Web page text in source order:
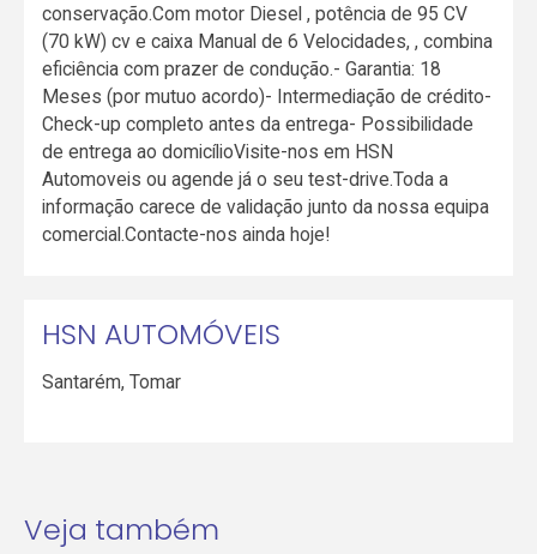
conservação.Com motor Diesel , potência de 95 CV
(70 kW) cv e caixa Manual de 6 Velocidades, , combina
eficiência com prazer de condução.- Garantia: 18
Meses (por mutuo acordo)- Intermediação de crédito-
Check-up completo antes da entrega- Possibilidade
de entrega ao domicílioVisite-nos em HSN
Automoveis ou agende já o seu test-drive.Toda a
informação carece de validação junto da nossa equipa
comercial.Contacte-nos ainda hoje!
HSN AUTOMÓVEIS
Santarém,Tomar
Veja também